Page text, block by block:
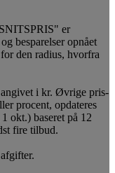
er
besparelser opnået
den radius, hvorfra
i kr. Øvrige pris-
procent, opdateres
okt.) baseret på 12
fire tilbud.